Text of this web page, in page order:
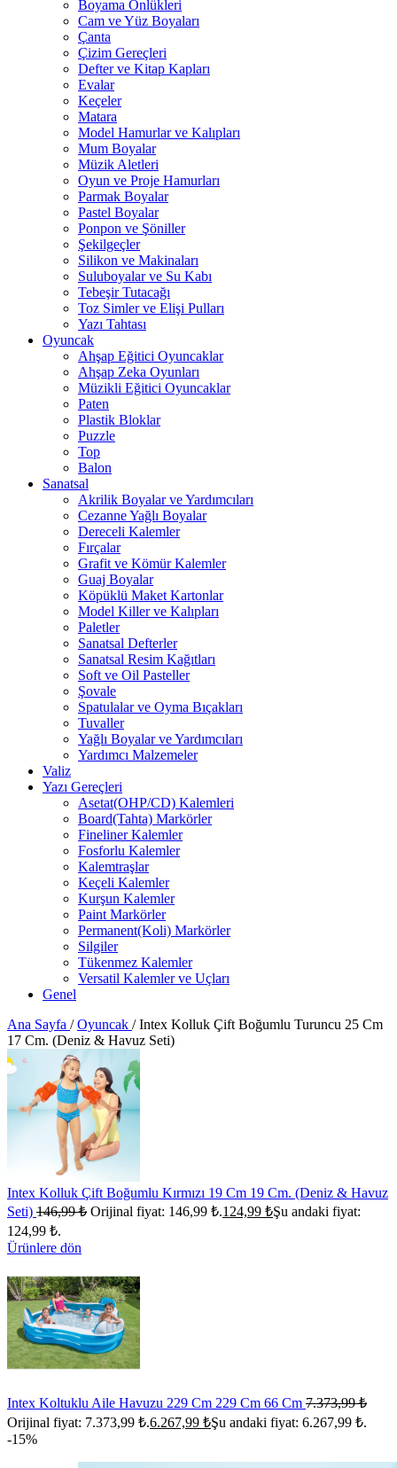
Boyama Önlükleri
Cam ve Yüz Boyaları
Çanta
Çizim Gereçleri
Defter ve Kitap Kapları
Evalar
Keçeler
Matara
Model Hamurlar ve Kalıpları
Mum Boyalar
Müzik Aletleri
Oyun ve Proje Hamurları
Parmak Boyalar
Pastel Boyalar
Ponpon ve Şöniller
Şekilgeçler
Silikon ve Makinaları
Suluboyalar ve Su Kabı
Tebeşir Tutacağı
Toz Simler ve Elişi Pulları
Yazı Tahtası
Oyuncak
Ahşap Eğitici Oyuncaklar
Ahşap Zeka Oyunları
Müzikli Eğitici Oyuncaklar
Paten
Plastik Bloklar
Puzzle
Top
Balon
Sanatsal
Akrilik Boyalar ve Yardımcıları
Cezanne Yağlı Boyalar
Dereceli Kalemler
Fırçalar
Grafit ve Kömür Kalemler
Guaj Boyalar
Köpüklü Maket Kartonlar
Model Killer ve Kalıpları
Paletler
Sanatsal Defterler
Sanatsal Resim Kağıtları
Soft ve Oil Pasteller
Şovale
Spatulalar ve Oyma Bıçakları
Tuvaller
Yağlı Boyalar ve Yardımcıları
Yardımcı Malzemeler
Valiz
Yazı Gereçleri
Asetat(OHP/CD) Kalemleri
Board(Tahta) Markörler
Fineliner Kalemler
Fosforlu Kalemler
Kalemtraşlar
Keçeli Kalemler
Kurşun Kalemler
Paint Markörler
Permanent(Koli) Markörler
Silgiler
Tükenmez Kalemler
Versatil Kalemler ve Uçları
Genel
Ana Sayfa / Oyuncak / Intex Kolluk Çift Boğumlu Turuncu 25 Cm
17 Cm. (Deniz & Havuz Seti)
Intex Kolluk Çift Boğumlu Kırmızı 19 Cm 19 Cm. (Deniz & Havuz
Seti) 146,99₺ Orijinal fiyat: 146,99 ₺.124,99 ₺Şu andaki fiyat:
124,99 ₺.
Ürünlere dön
Intex Koltuklu Aile Havuzu 229 Cm 229 Cm 66 Cm 7.373,99₺
Orijinal fiyat: 7.373,99 ₺.6.267,99 ₺Şu andaki fiyat: 6.267,99 ₺.
-15%